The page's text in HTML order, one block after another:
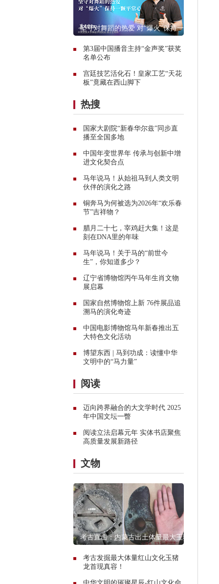
坚守对舞蹈的热爱 对“爆火”保持一颗
第3届中国播音主持“金声奖”获奖
名单公布
宫廷技艺活化石！皇家工艺“天花
板”竟藏在西山脚下
热搜
国家大剧院“新春华尔兹”同步直
播至全国多地
中国年变世界年 传承与创新中增
进文化契合点
马年说马！从始祖马到人类文明
伙伴的演化之路
铜奔马为何被选为2026年“欢乐春
节”吉祥物？
腊月二十七，宰鸡赶大集！这是
刻在DNA里的年味
马年说马！关于马的“前世今
生”，你知道多少？
辽宁省博物馆丙午马年生肖文物
展启幕
国家自然博物馆上新 76件展品追
溯马的演化奇迹
中国电影博物馆马年新春推出五
大特色文化活动
博望东西 | 马到功成：读懂中华
文明中的“马力量”
阅读
迈向跨界融合的大文学时代 2025
年中国文坛一瞥
阅读立法启幕元年 实体书店聚焦
高质量发展新路径
文物
考古直击：内蒙古出土体量最大玉猪
考古发掘最大体量红山文化玉猪
龙首现真容！